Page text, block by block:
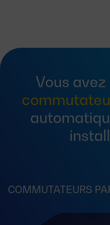
Vous avez
COMMUTATEURS